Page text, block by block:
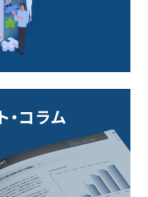
・コラム